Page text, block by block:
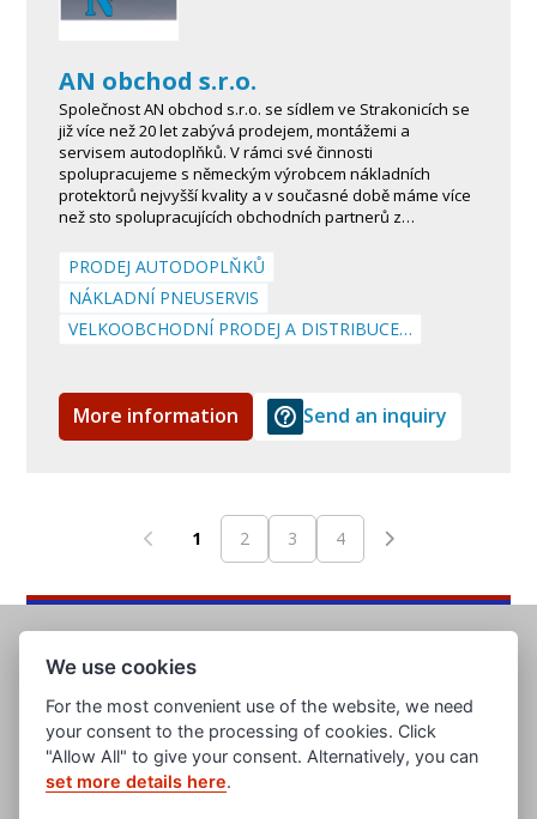
AN obchod s.r.o.
Společnost AN obchod s.r.o. se sídlem ve Strakonicích se
již více než 20 let zabývá prodejem, montážemi a
servisem autodoplňků. V rámci své činnosti
spolupracujeme s německým výrobcem nákladních
protektorů nejvyšší kvality a v současné době máme více
než sto spolupracujících obchodních partnerů z…
PRODEJ AUTODOPLŇKŮ
NÁKLADNÍ PNEUSERVIS
VELKOOBCHODNÍ PRODEJ A DISTRIBUCE…
More information Send an inquiry
1 2 3 4
www.evropska-databanka.cz
We use cookies
For the most convenient use of the website, we need
your consent to the processing of cookies. Click
"Allow All" to give your consent. Alternatively, you can
set more details here.